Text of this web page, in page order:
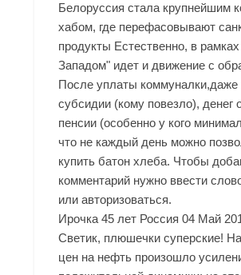
Белоруссия стала крупнейшим
хабом, где перефасовывают
продукты Естественно, в
Западом" идет и движение с
После уплаты коммуналки,даже
субсидии (кому повезло), денег
пенсии (особенно у кого
что не каждый день можно
купить батон хлеба. Чтобы
комментарий нужно ввести
или авторизоваться.
Ирочка 45 лет Россия 04 Май
Светик, плюшечки суперские!
цен на нефть произошло